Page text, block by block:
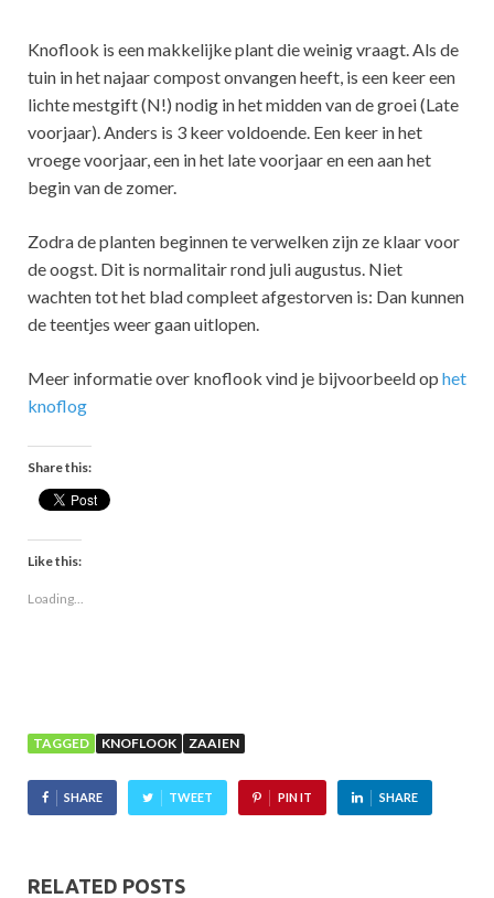
Knoflook is een makkelijke plant die weinig vraagt. Als de
tuin in het najaar compost onvangen heeft, is een keer een
lichte mestgift (N!) nodig in het midden van de groei (Late
voorjaar). Anders is 3 keer voldoende. Een keer in het
vroege voorjaar, een in het late voorjaar en een aan het
begin van de zomer.
Zodra de planten beginnen te verwelken zijn ze klaar voor
de oogst. Dit is normalitair rond juli augustus. Niet
wachten tot het blad compleet afgestorven is: Dan kunnen
de teentjes weer gaan uitlopen.
Meer informatie over knoflook vind je bijvoorbeeld op het
knoflog
Share this:
Like this:
Loading...
TAGGED KNOFLOOK ZAAIEN
SHARE TWEET PIN IT SHARE
RELATED POSTS